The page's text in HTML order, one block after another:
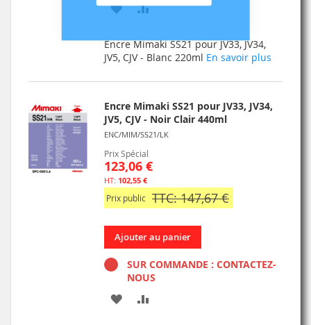
AJOUTER
MA
LISTE
D’ENVIE
AJOUTER
COMPARATEUR
Encre Mimaki SS21 pour JV33, JV34,
JV5, CJV - Blanc 220ml En savoir plus
Encre Mimaki SS21 pour JV33, JV34,
JV5, CJV - Noir Clair 440ml
ENC/MIM/SS21/LK
Prix Spécial
123,06 €
102,55 €
Prix public TTC: 147,67 €
Ajouter au panier
SUR COMMANDE : CONTACTEZ-
NOUS
AJOUTER